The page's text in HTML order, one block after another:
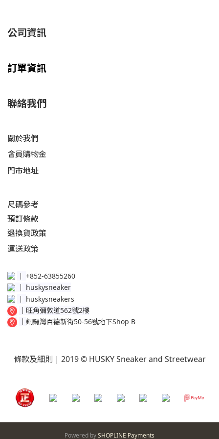
公司資訊
訂單資訊
聯絡我們
關於我們
會員購物金
門市地址
尺碼參考
預訂條款
退換貨政策​
運送政策​
│ +852-63855260
huskysneaker
│ huskysneakers
│ 旺角彌敦道562號2樓
│ 銅鑼灣百德新街50-56號地下Shop B
條款及細則 | 2019 © HUSKY Sneaker and Streetwear
Powered bySHOPLINE Payments